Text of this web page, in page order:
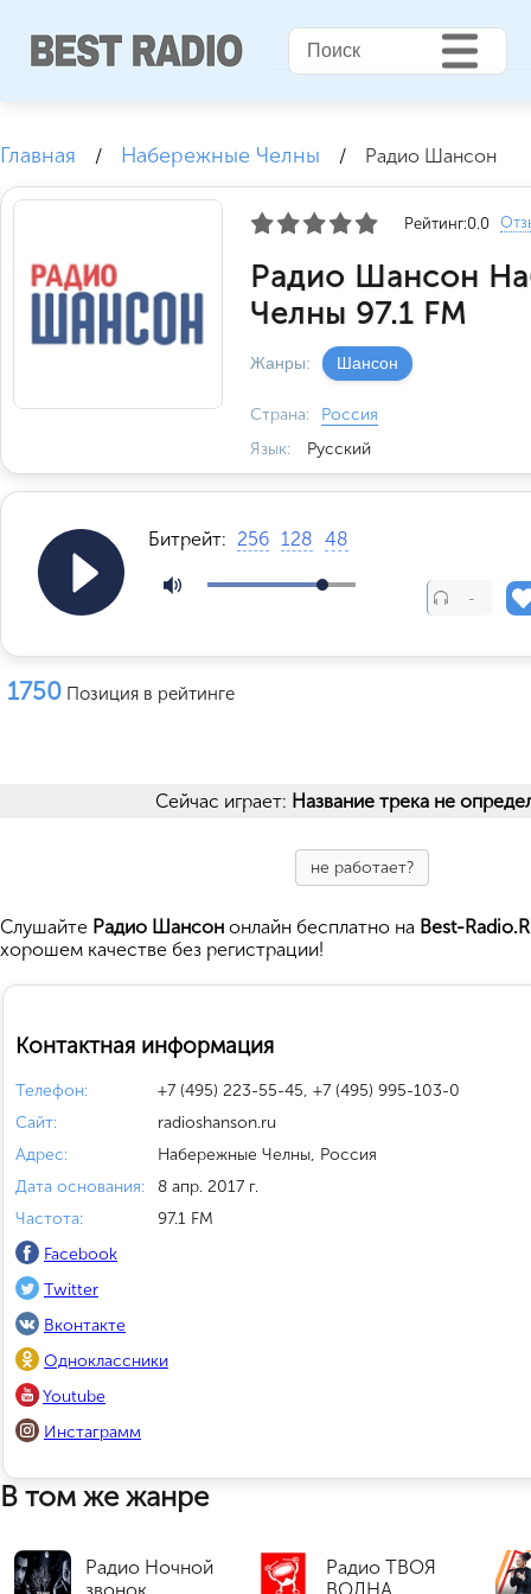
Главная / Набережные Челны / Радио Шансон
Рейтинг:0.0
Радио Шансон
Челны 97.1 FM
Жанры: Шансон
Страна:
Россия
Язык:
Русский
Битрейт: 256 128 48
-
1750 Позиция в рейтинге
Сейчас играет: Название трека не
не работает?
Cлушайте Радио Шансон онлайн бесплатно на Best-
хорошем качестве без регистрации!
Контактная информация
Телефон:
+7 (495) 223-55-45, +7 (495) 995-103-0
Сайт:
radioshanson.ru
Адрес:
Набережные Челны, Россия
Дата основания:
8 апр. 2017 г.
Частота:
97.1 FM
Facebook
Twitter
Вконтакте
Одноклассники
Youtube
Инстаграмм
В том же жанре
Радио Ночной
Радио ТВОЯ